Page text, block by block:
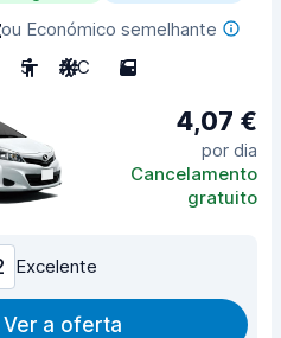
ou Económico semelhante
5 A/C 5
4,07 €
por dia
Cancelamento
gratuito
Excelente
Ver a oferta